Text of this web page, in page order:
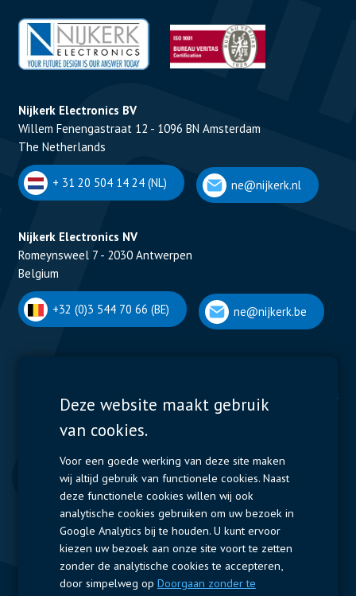
Nijkerk Electronics BV
Willem Fenengastraat 12 - 1096 BN Amsterdam
The Netherlands
+ 31 20 504 14 24 (NL) ne@nijkerk.nl
Nijkerk Electronics NV
Romeynsweel 7 - 2030 Antwerpen
Belgium
+32 (0)3 544 70 66 (BE) ne@nijkerk.be
Display Solutions
Displays
Power Solutions
Contactors & Fuses
Measurement
Resistors
Snelle toegang
Deze website maakt gebruik
van cookies.
Voor een goede werking van deze site maken
wij altijd gebruik van functionele cookies. Naast
deze functionele cookies willen wij ook
analytische cookies gebruiken om uw bezoek in
Google Analytics bij te houden. U kunt ervoor
kiezen uw bezoek aan onze site voort te zetten
zonder de analytische cookies te accepteren,
door simpelweg op Doorgaan zonder te